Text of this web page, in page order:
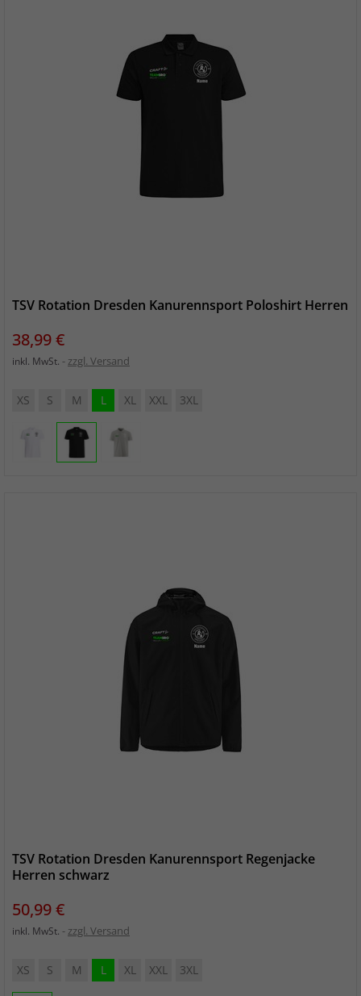
TSV Rotation Dresden Kanurennsport Poloshirt Herren
Preis
38,99 €
inkl. MwSt. zzgl. Versand
XS S M L XL XXL 3XL
TSV Rotation Dresden Kanurennsport Regenjacke
Herren schwarz
Preis
50,99 €
inkl. MwSt. zzgl. Versand
XS S M L XL XXL 3XL